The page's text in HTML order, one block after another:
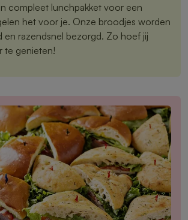
compleet lunchpakket voor een
het voor je. Onze broodjes worden
en razendsnel bezorgd. Zo hoef jij
te genieten!